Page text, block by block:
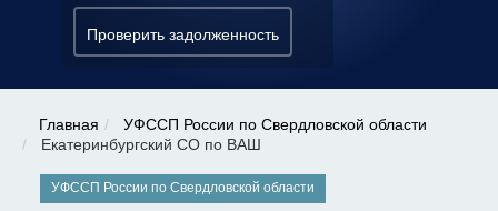
Проверить задолженность
Главная
УФССП России по Свердловской области
Екатеринбургский СО по ВАШ
УФССП России по Свердловской области